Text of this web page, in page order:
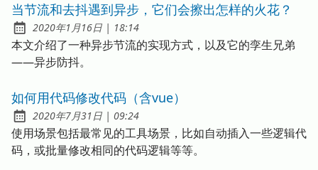
当节流和去抖遇到异步，它们会擦出怎样的火花？
发布于
2020年1月16日 | at
18:14
本文介绍了一种异步节流的实现方式，以及它的孪生兄弟
——异步防抖。
如何用代码修改代码（含vue）
发布于
2020年7月31日 |at
09:24
使用场景包括最常见的工具场景，比如自动插入一些逻辑代
码，或批量修改相同的代码逻辑等等。